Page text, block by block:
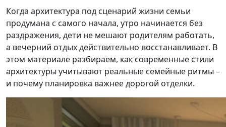
Когда архитектура под сценарий жизни семьи
продумана с самого начала, утро начинается без
раздражения, дети не мешают родителям работать,
а вечерний отдых действительно восстанавливает. В
этом материале разбираем, как современные стили
архитектуры учитывают реальные семейные ритмы –
и почему планировка важнее дорогой отделки.